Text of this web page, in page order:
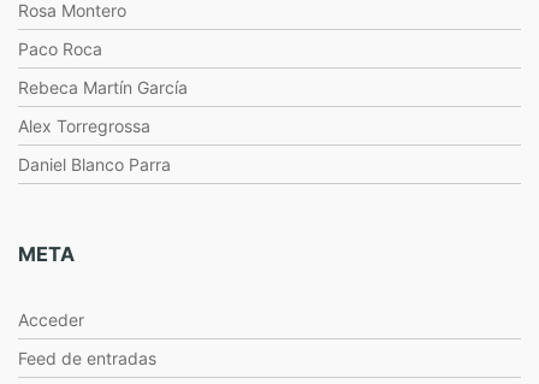
Rosa Montero
Paco Roca
Rebeca Martín García
Alex Torregrossa
Daniel Blanco Parra
META
Acceder
Feed de entradas